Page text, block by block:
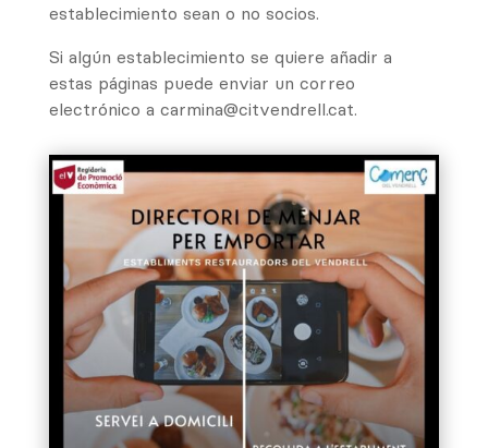
establecimiento sean o no socios.
Si algún establecimiento se quiere añadir a
estas páginas puede enviar un correo
electrónico a carmina@citvendrell.cat.